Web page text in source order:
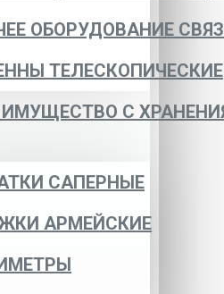
ОБОРУДОВАНИЕ
ТЕЛЕСКОПИЧЕСКИЕ
ИМУЩЕСТВО С
САПЕРНЫЕ
АРМЕЙСКИЕ